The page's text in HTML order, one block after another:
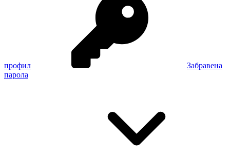
профил
Забравена
парола